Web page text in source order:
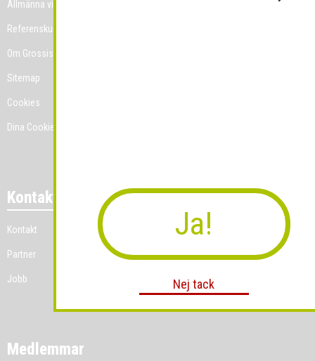
Allmänna villkor
Referenskunder
Om Grossist.se
Sitemap
Cookies
Dina Cookie-prefenser
Kontakt
Kontakt
Partner
Jobb
Medlemmar
Ja!
Nej tack